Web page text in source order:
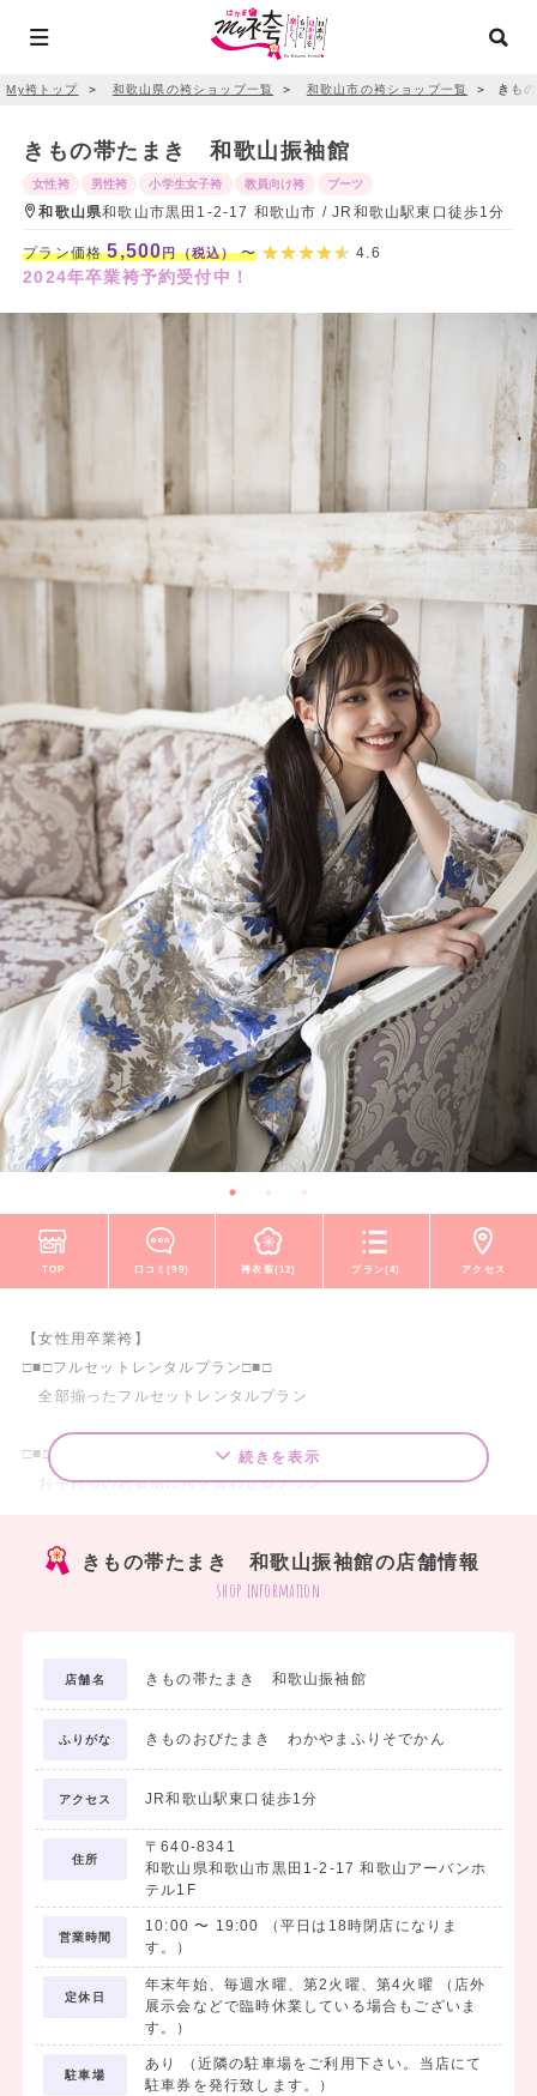
My袴トップ ＞ 和歌山県の袴ショップ一覧 ＞ 和歌山市の袴ショップ一覧 ＞ きも
きもの帯たまき 和歌山振袖館
女性袴 男性袴 小学生女子袴 教員向け袴 ブーツ
和歌山県和歌山市黒田1-2-17 和歌山市 / JR和歌山駅東口徒歩1分
プラン価格5,500円（税込）〜 4.6
2024年卒業袴予約受付中！
TOP 口コミ(99) 袴衣装(12) プラン(4) アクセス
【女性用卒業袴】
□■□フルセットレンタルプラン□■□
全部揃ったフルセットレンタルプラン
□■□袴レンタルプラン□■□
お手持ちのお着物に袴を合わせるプラン
お手持ちの袴にお着物を合わせるプラン
お気軽にお声掛け下さいませ。
★★★卒業式当日の着付け ¥5,500（税込）★★★
※お時間帯によっては早朝料金が発生することも御座います。
★★★髪飾りのみの購入ももちろんOKです！！★★★
袴姿にピッタリのリボンや小ぶりな髪飾りも常時取り揃えておりま
※衛生面の関係上、髪飾りのレンタルは行っておりません。
【小学生の卒業袴レンタル】
◎肩身揚げ◎
卒業式に定番で着用されるお着物の大多数が成人女性用のサイズと
なっております。
「一人前になるまでは、肩身揚げをして着用するという決まり」もあ
るという側面と
続きを表示
きもの帯たまき 和歌山振袖館の店舗情報
shop information
店舗名 きもの帯たまき 和歌山振袖館
ふりがな きものおびたまき わかやまふりそでかん
アクセス JR和歌山駅東口徒歩1分
住所
〒640-8341
和歌山県和歌山市黒田1-2-17 和歌山アーバンホ
テル1F
営業時間
10:00 〜 19:00
（平日は18時閉店になりま
す。）
定休日
年末年始、毎週水曜、第2火曜、第4火曜 （店外
展示会などで臨時休業している場合もございま
す。）
駐車場
あり （近隣の駐車場をご利用下さい。当店にて
駐車券を発行致します。）